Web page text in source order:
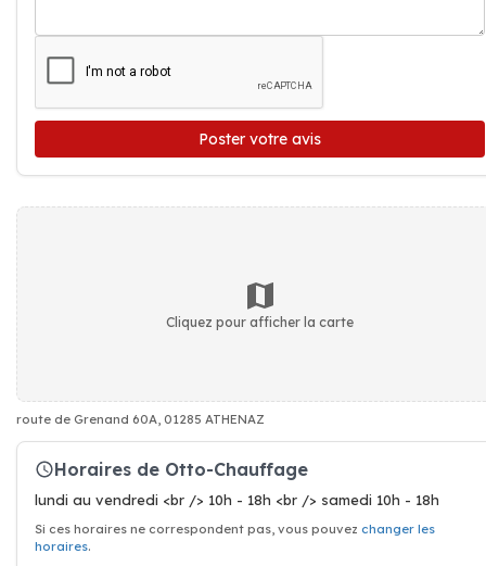
Poster votre avis
Cliquez pour afficher la carte
route de Grenand 60A, 01285 ATHENAZ
Horaires de Otto-Chauffage
lundi au vendredi <br /> 10h - 18h <br /> samedi 10h - 18h
Si ces horaires ne correspondent pas, vous pouvez changer les
horaires.